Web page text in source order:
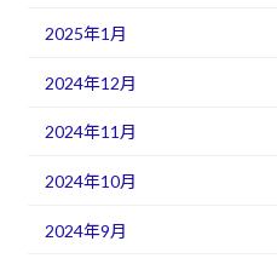
2025年1月
2024年12月
2024年11月
2024年10月
2024年9月